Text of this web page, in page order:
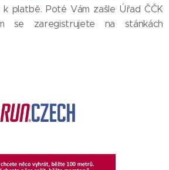
platbě. Poté Vám zašle Úřad ČČK
se zaregistrujete na stánkách